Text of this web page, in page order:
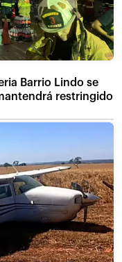
Barrio Lindo se
restringido